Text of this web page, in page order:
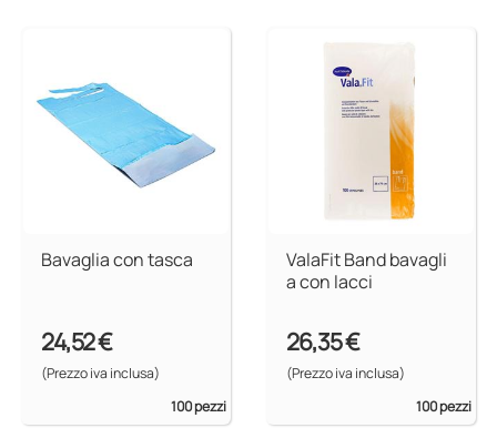
Bavaglia con tasca
24,52 €
(Prezzo iva inclusa)
100 pezzi
ValaFit Band bavagli
a con lacci
26,35 €
(Prezzo iva inclusa)
100 pezzi